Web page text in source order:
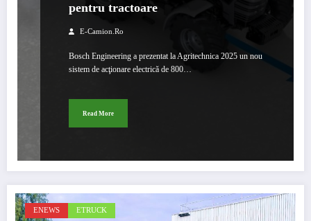
pentru tractoare
E-Camion.ro
Bosch Engineering a prezentat la Agritechnica 2025 un nou
sistem de acţionare electrică de 800…
Read More
ENEWS ETRUCK